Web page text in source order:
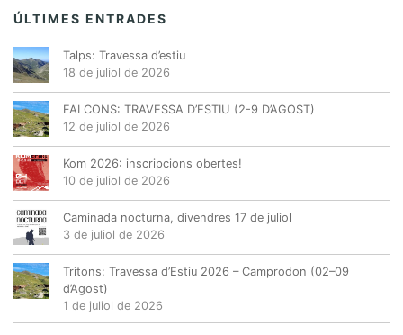
ÚLTIMES ENTRADES
Talps: Travessa d’estiu
18 de juliol de 2026
FALCONS: TRAVESSA D’ESTIU (2-9 D’AGOST)
12 de juliol de 2026
Kom 2026: inscripcions obertes!
10 de juliol de 2026
Caminada nocturna, divendres 17 de juliol
3 de juliol de 2026
Tritons: Travessa d’Estiu 2026 – Camprodon (02–09
d’Agost)
1 de juliol de 2026